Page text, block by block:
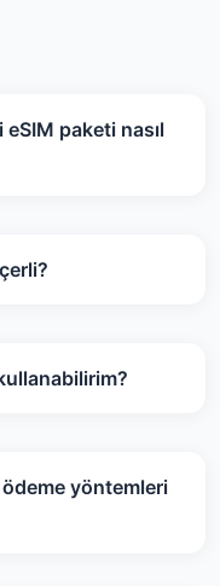
paketi nasıl
yöntemleri